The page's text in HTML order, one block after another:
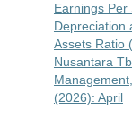
Earnings Per
Depreciation
Assets Ratio
Nusantara
(2026): April